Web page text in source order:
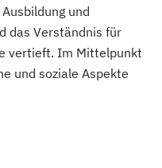
und
das Verständnis für
vertieft. Im Mittelpunkt
und soziale Aspekte